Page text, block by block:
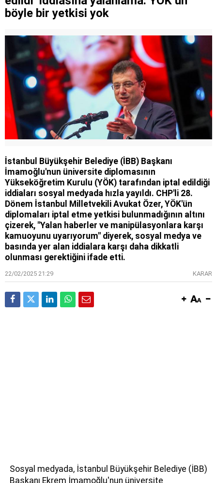
böyle bir yetkisi yok
İstanbul Büyükşehir Belediye (İBB) Başkanı
İmamoğlu'nun üniversite diplomasının
Yükseköğretim Kurulu (YÖK) tarafından iptal edildiği
iddiaları sosyal medyada hızla yayıldı. CHP'li 28.
Dönem İstanbul Milletvekili Avukat Özer, YÖK'ün
diplomaları iptal etme yetkisi bulunmadığının altını
çizerek, "Yalan haberler ve manipülasyonlara karşı
kamuoyunu uyarıyorum" diyerek, sosyal medya ve
basında yer alan iddialara karşı daha dikkatli
olunması gerektiğini ifade etti.
22/02/2025 21:29 KARAR
Sosyal medyada, İstanbul Büyükşehir Belediye (İBB)
Başkanı Ekrem İmamoğlu'nun üniversite